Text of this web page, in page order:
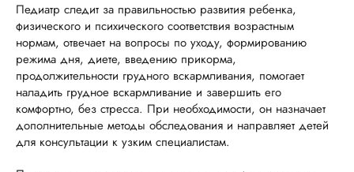
Педиатр следит за правильностью развития ребенка,
физического и психического соответствия возрастным
нормам, отвечает на вопросы по уходу, формированию
режима дня, диете, введению прикорма,
продолжительности грудного вскармливания, помогает
наладить грудное вскармливание и завершить его
комфортно, без стресса. При необходимости, он назначает
дополнительные методы обследования и направляет детей
для консультации к узким специалистам.